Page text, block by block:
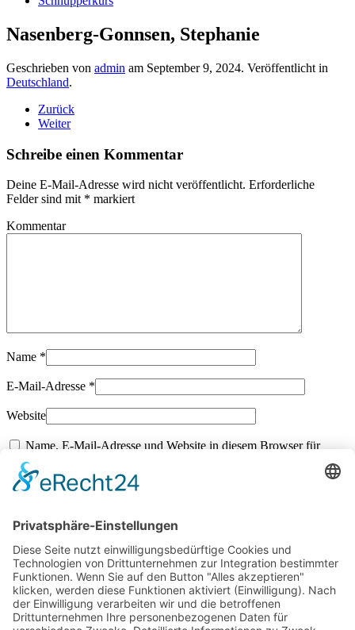
Nasenberg-Gonnsen, Stephanie
Geschrieben von admin am September 9, 2024. Veröffentlicht in
Deutschland.
Zurück
Weiter
Schreibe einen Kommentar
Deine E-Mail-Adresse wird nicht veröffentlicht. Erforderliche
Felder sind mit * markiert
Kommentar
Name *
E-Mail-Adresse *
Website
Name, E-Mail-Adresse und Website in diesem Browser für
meinen nächsten Kommentar speichern.
Kommentar abschicken
Jetzt zum Newsletter anmelden
…und ein Kapitel des Fachbuches „Funktionelle Orthonmie und
Integration“ geschenkt bekommen(Kapitel 3:
Kompensationssysteme und Blockierungsketten inkl. Schemata und
Erklärungen)
Vorname